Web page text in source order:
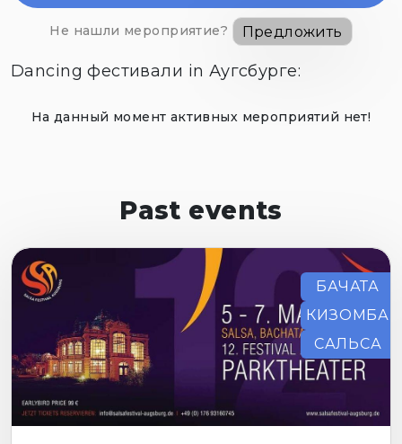
Не нашли мероприятие? Предложить
Dancing фестивали in Аугсбурге
На данный момент активных мероприятий нет!
Past events
БАЧАТА
КИЗОМБА
САЛЬСА